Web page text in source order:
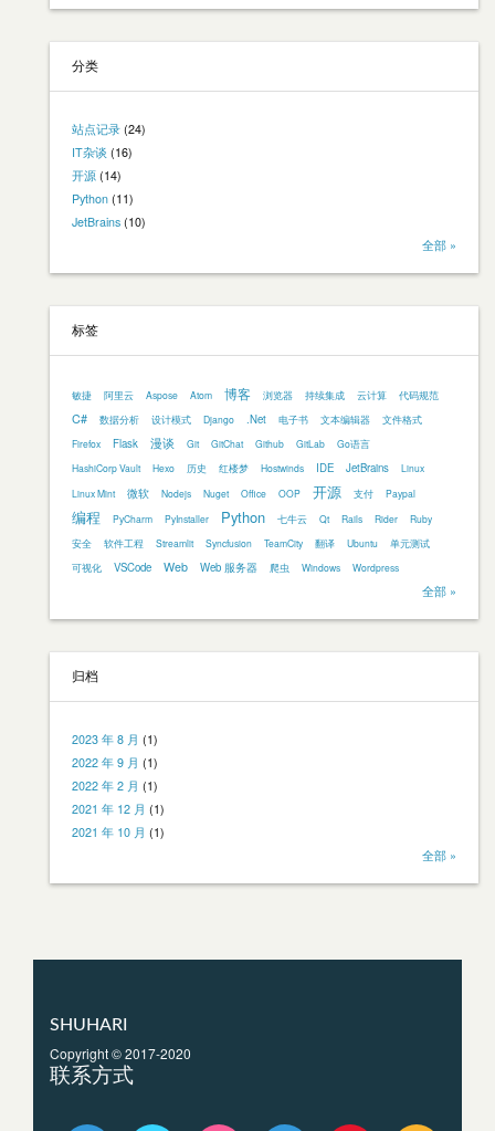
分类
站点记录 (24)
IT杂谈 (16)
开源 (14)
Python (11)
JetBrains (10)
全部 »
标签
敏捷 阿里云 Aspose Atom 博客 浏览器 持续集成 云计算 代码规范
C# 数据分析 设计模式 Django .Net 电子书 文本编辑器
文件格式
Firefox
Flask 漫谈 Git GitChat Github GitLab
Go语言
HashiCorp Vault
Hexo 历史 红楼梦 Hostwinds IDE JetBrains
Linux
Linux Mint
微软 Nodejs Nuget Office OOP 开源 支付 Paypal
编程 PyCharm PyInstaller Python 七牛云 Qt Rails Rider
Ruby
安全
软件工程 Streamlit Syncfusion TeamCity 翻译 Ubuntu
单元测试
可视化
VSCode Web Web 服务器 爬虫 Windows Wordpress
全部 »
归档
2023 年 8 月 (1)
2022 年 9 月 (1)
2022 年 2 月 (1)
2021 年 12 月 (1)
2021 年 10 月 (1)
全部 »
SHUHARI
Copyright © 2017-2020
联系方式